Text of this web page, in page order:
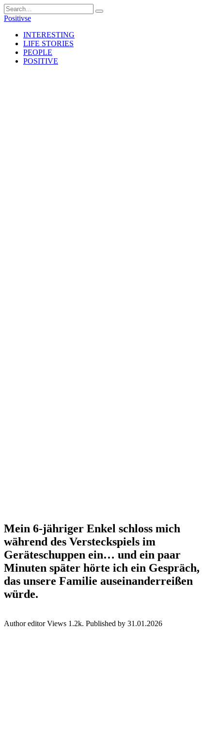
Skip
to
Search
for:
Positivse
INTERESTING
LIFE STORIES
PEOPLE
POSITIVE
Mein 6-jähriger Enkel schloss mich
während des Versteckspiels im
Geräteschuppen ein… und ein paar
Minuten später hörte ich ein Gespräch,
das unsere Familie auseinanderreißen
würde.
Author editor Views 1.2k. Published by 31.01.2026